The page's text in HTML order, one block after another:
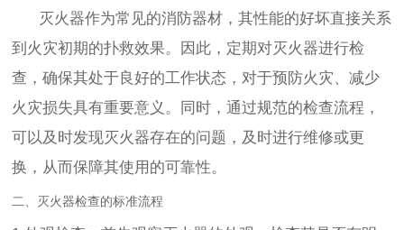
灭火器作为常见的消防器材，其性能的好坏直接关系
到火灾初期的扑救效果。因此，定期对灭火器进行检
查，确保其处于良好的工作状态，对于预防火灾、减少
火灾损失具有重要意义。同时，通过规范的检查流程，
可以及时发现灭火器存在的问题，及时进行维修或更
换，从而保障其使用的可靠性。
二、灭火器检查的标准流程